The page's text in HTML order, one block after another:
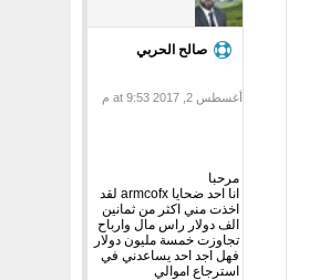
صالح الحربي
أغسطس 2, 2017 at 9:53 م
مرحبا
انا احد ضحايا armcofx لقد
اخذت مني اكثر من ثمانين
الف دولار راس مال وارباح
تجاوزت خمسة مليون دولار
فهل اجد احد يساعدني في
استرجاع اموالي